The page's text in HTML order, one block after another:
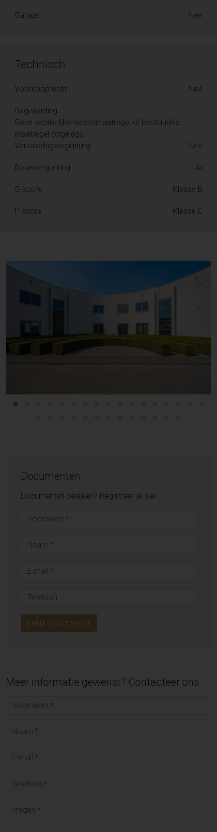
Garage Nee
Technisch
Voorkooprecht Nee
Dagvaarding
Geen rechterlijke herstelmaatregel of bestuurlijke
maatregel opgelegd
Verkavelingvergunning
Nee
Bouwvergunning Ja
G-score Klasse B
P-score Klasse C
Documenten
Documenten bekijken? Registreer je hier.
Bekijk documenten
Meer informatie gewenst? Contacteer ons